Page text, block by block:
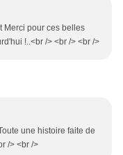
Merci pour ces belles
!..<br /> <br /> <br />
une histoire faite de
/> <br />